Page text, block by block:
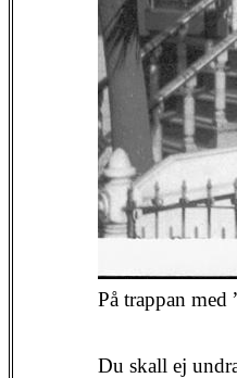
På trappan med
Du skall ej